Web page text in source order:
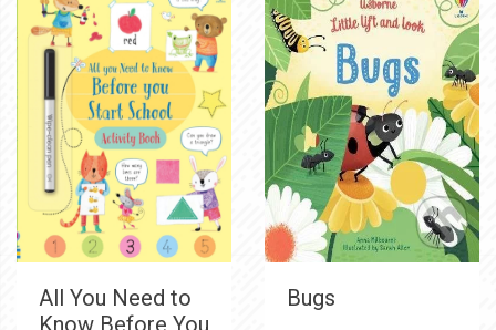
All You Need to
Know Before You
Bugs